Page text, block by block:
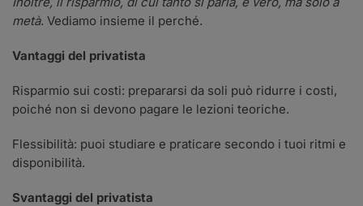
metà. Vediamo insieme il perché.
Vantaggi del privatista
Risparmio sui costi: prepararsi da soli può ridurre i costi,
poiché non si devono pagare le lezioni teoriche.
Flessibilità: puoi studiare e praticare secondo i tuoi ritmi e
disponibilità.
Svantaggi del privatista